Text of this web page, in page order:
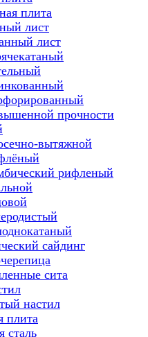
плита
лист
лист
прочности
вытяжной
рифленый
сайдинг
сита
настил
плита
сталь